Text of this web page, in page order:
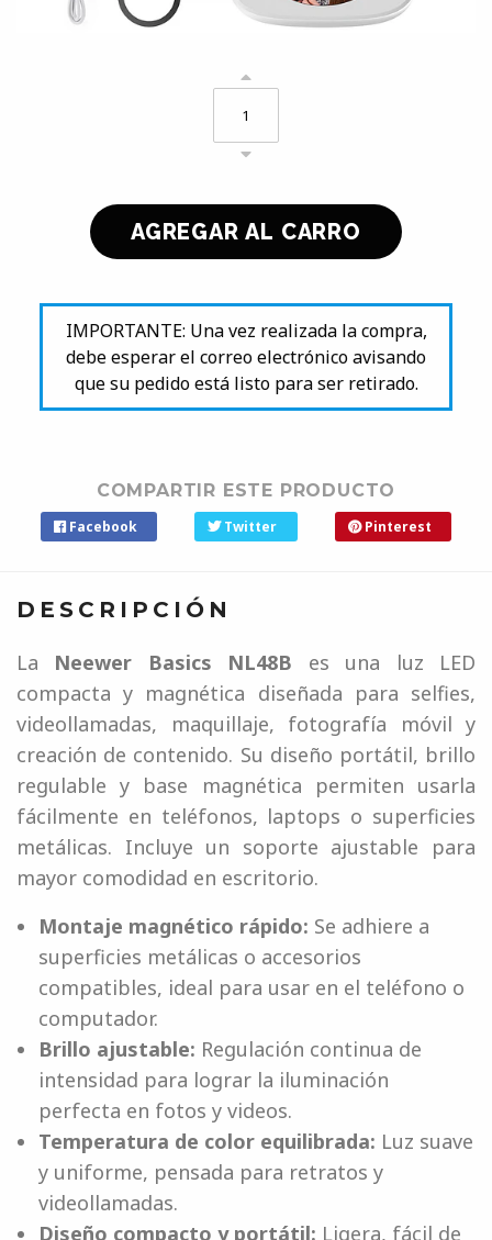
IMPORTANTE: Una vez realizada la compra,
debe esperar el correo electrónico avisando
que su pedido está listo para ser retirado.
COMPARTIR ESTE PRODUCTO
Facebook Twitter Pinterest
DESCRIPCIÓN
La Neewer Basics NL48B es una luz LED
compacta y magnética diseñada para selfies,
videollamadas, maquillaje, fotografía móvil y
creación de contenido. Su diseño portátil, brillo
regulable y base magnética permiten usarla
fácilmente en teléfonos, laptops o superficies
metálicas. Incluye un soporte ajustable para
mayor comodidad en escritorio.
Montaje magnético rápido: Se adhiere a
superficies metálicas o accesorios
compatibles, ideal para usar en el teléfono o
computador.
Brillo ajustable: Regulación continua de
intensidad para lograr la iluminación
perfecta en fotos y videos.
Temperatura de color equilibrada: Luz suave
y uniforme, pensada para retratos y
videollamadas.
Diseño compacto y portátil: Ligera, fácil de